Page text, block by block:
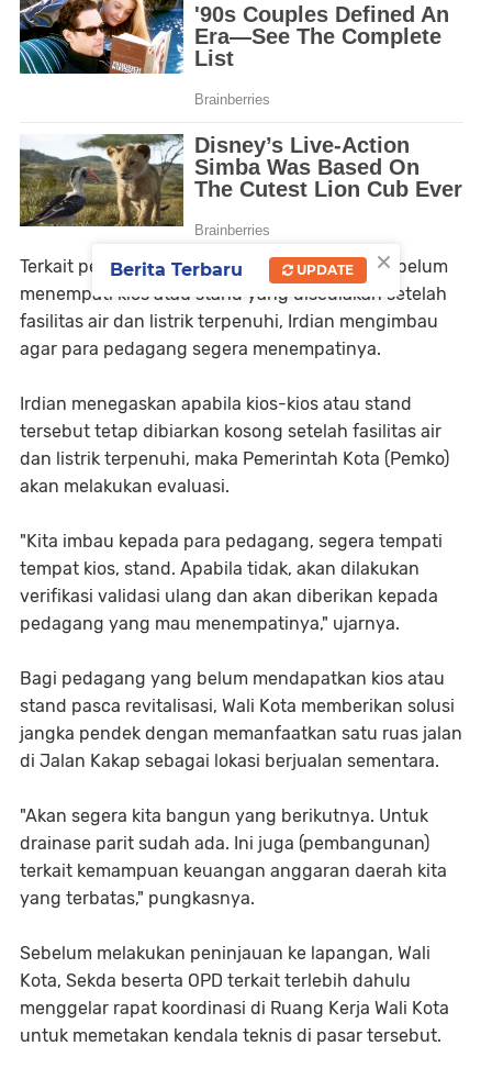
Terkait pedagang yang sudah terdata namun belum
menempati kios atau stand yang disediakan setelah
fasilitas air dan listrik terpenuhi, Irdian mengimbau
agar para pedagang segera menempatinya.
Irdian menegaskan apabila kios-kios atau stand
tersebut tetap dibiarkan kosong setelah fasilitas air
dan listrik terpenuhi, maka Pemerintah Kota (Pemko)
akan melakukan evaluasi.
"Kita imbau kepada para pedagang, segera tempati
tempat kios, stand. Apabila tidak, akan dilakukan
verifikasi validasi ulang dan akan diberikan kepada
pedagang yang mau menempatinya," ujarnya.
Bagi pedagang yang belum mendapatkan kios atau
stand pasca revitalisasi, Wali Kota memberikan solusi
jangka pendek dengan memanfaatkan satu ruas jalan
di Jalan Kakap sebagai lokasi berjualan sementara.
"Akan segera kita bangun yang berikutnya. Untuk
drainase parit sudah ada. Ini juga (pembangunan)
terkait kemampuan keuangan anggaran daerah kita
yang terbatas," pungkasnya.
Sebelum melakukan peninjauan ke lapangan, Wali
Kota, Sekda beserta OPD terkait terlebih dahulu
menggelar rapat koordinasi di Ruang Kerja Wali Kota
untuk memetakan kendala teknis di pasar tersebut.
×
Berita Terbaru UPDATE